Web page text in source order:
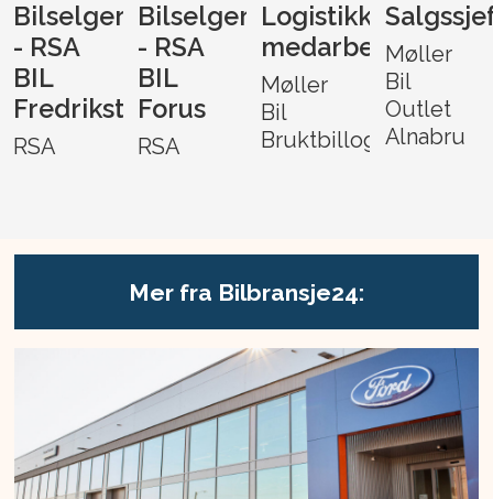
Bilselger
- RSA
BIL
Fredrikstad
RSA
Bilselger
- RSA
BIL
Forus
RSA
Logistikk-
medarbeider
Møller
Bil
Bruktbillogistikk
Møller
Bil
Outlet
Alnabru
Mer fra Bilbransje24: